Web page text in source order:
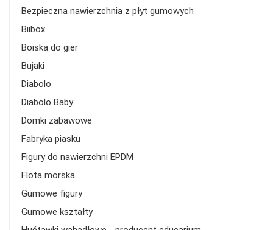
Bezpieczna nawierzchnia z płyt gumowych
Biibox
Boiska do gier
Bujaki
Diabolo
Diabolo Baby
Domki zabawowe
Fabryka piasku
Figury do nawierzchni EPDM
Flota morska
Gumowe figury
Gumowe kształty